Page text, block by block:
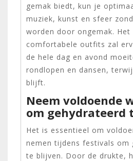
gemak biedt, kun je
muziek, kunst en sfeer
worden door ongemak. Het
comfortabele outfits zal
de hele dag en avond
rondlopen en dansen,
blijft.
Neem voldoende
om gehydrateerd
Het is essentieel om
nemen tijdens festivals om
te blijven. Door de drukte,